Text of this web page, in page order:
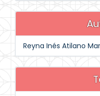
Reyna Inés Atilano